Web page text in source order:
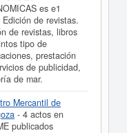
es e1
de revistas.
de revistas, libros
tipo de
prestación
de publicidad,
de mar.
Mercantil de
- 4 actos en
publicados